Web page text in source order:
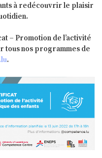
à redécouvrir le plaisir
– Promotion de l’activité
tous nos programmes de
.